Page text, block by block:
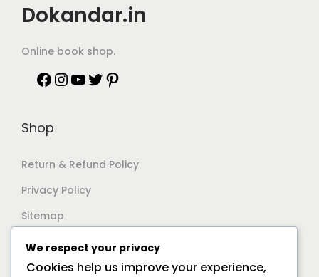
Dokandar.in
Online book shop.
Shop
Return & Refund Policy
Privacy Policy
Sitemap
Support
We respect your privacy
Cookies help us improve your experience,